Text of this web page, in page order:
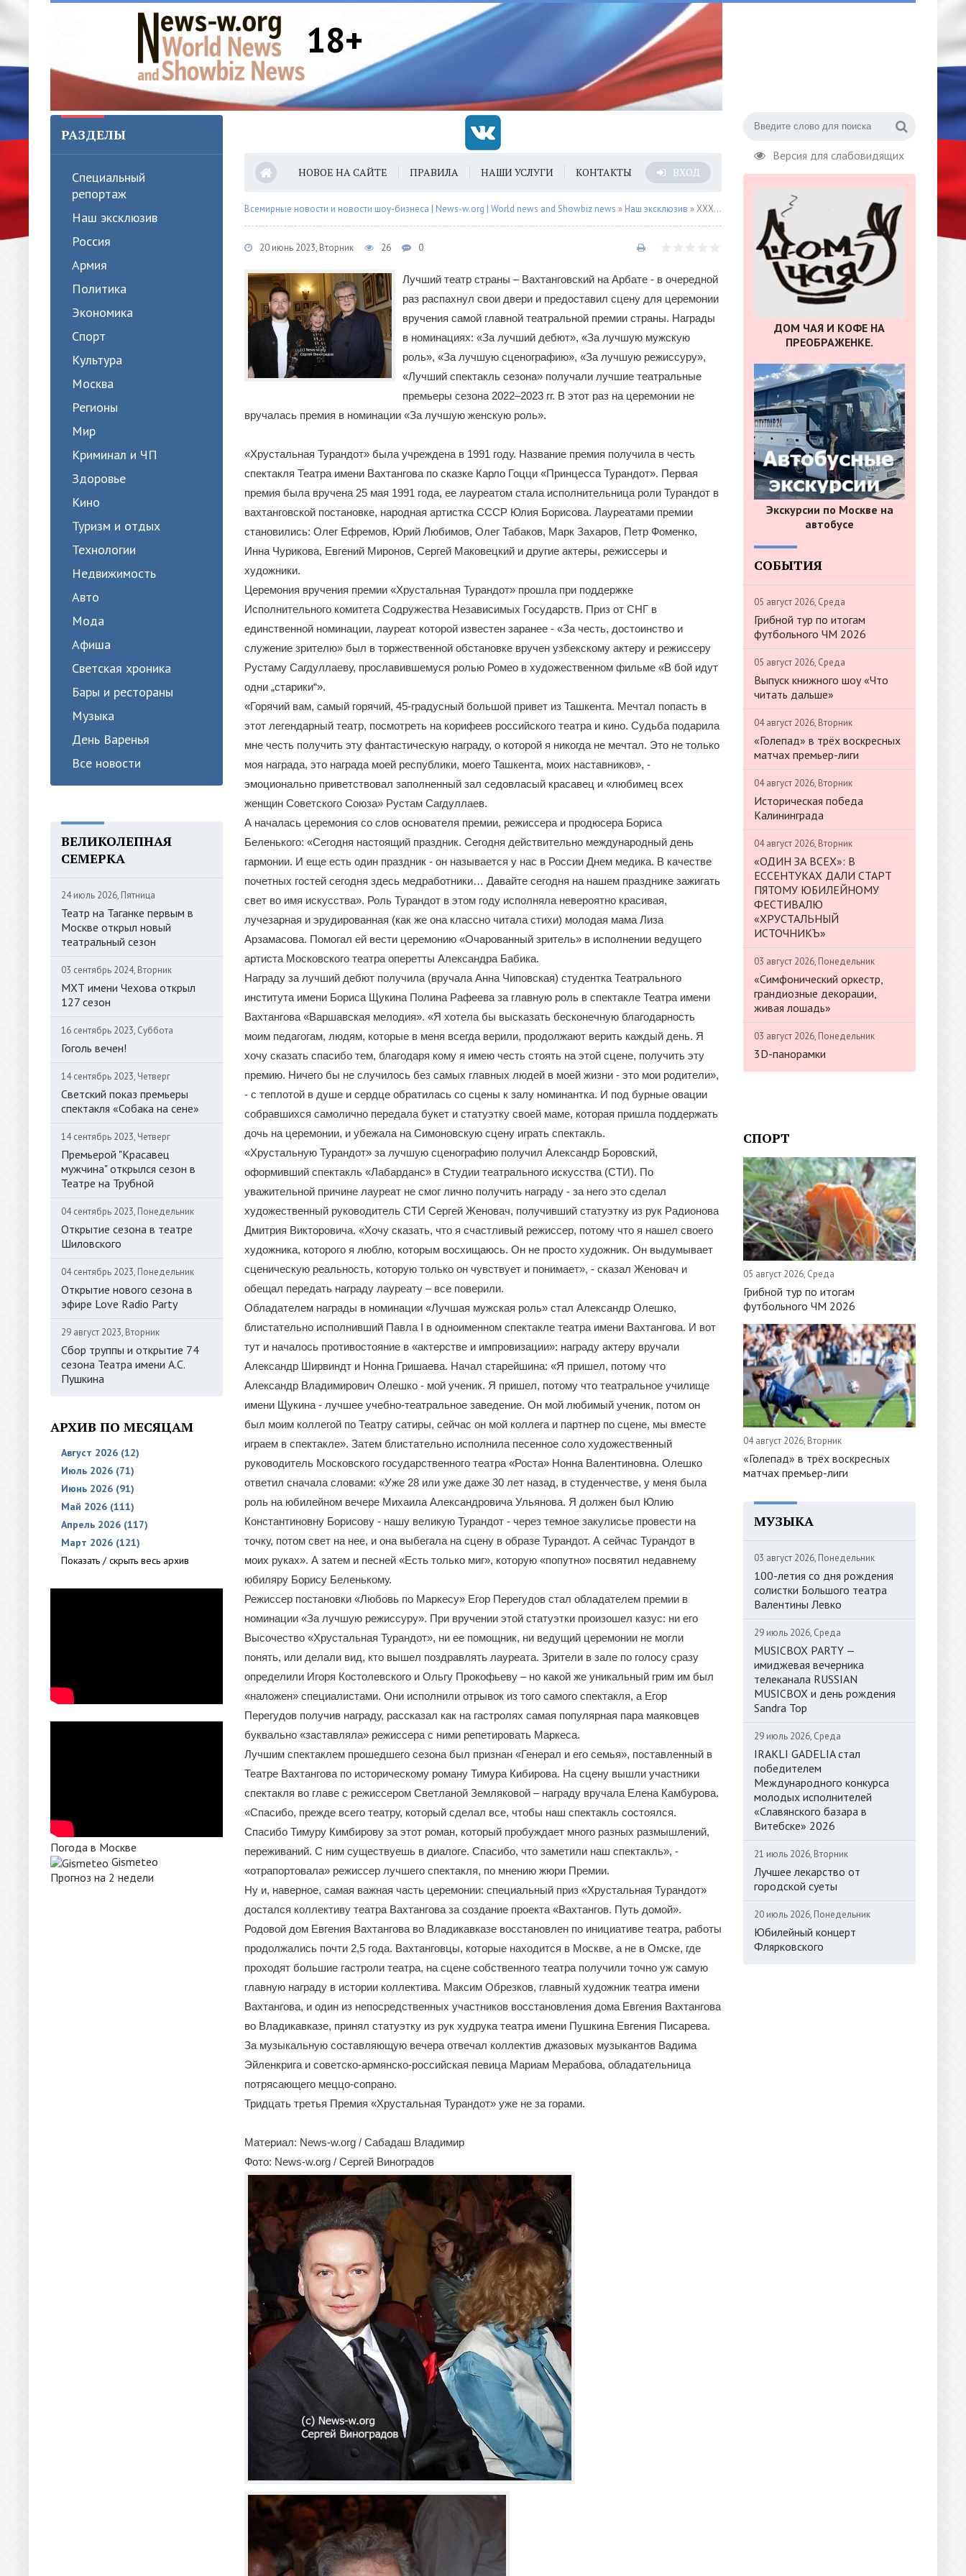
18+
Версия для слабовидящих
РАЗДЕЛЫ
Специальный
репортаж
Наш эксклюзив
Россия
Армия
Политика
Экономика
Спорт
Культура
Москва
Регионы
Мир
Криминал и ЧП
Здоровье
Кино
Туризм и отдых
Технологии
Недвижимость
Авто
Мода
Афиша
Светская хроника
Бары и рестораны
Музыка
День Варенья
Все новости
ВЕЛИКОЛЕПНАЯ
СЕМЕРКА
24 июль 2026, Пятница
Театр на Таганке первым в
Москве открыл новый
театральный сезон
03 сентябрь 2024, Вторник
МХТ имени Чехова открыл
127 сезон
16 сентябрь 2023, Суббота
Гоголь вечен!
14 сентябрь 2023, Четверг
Светский показ премьеры
спектакля «Собака на сене»
14 сентябрь 2023, Четверг
Премьерой "Красавец
мужчина" открылся сезон в
Театре на Трубной
04 сентябрь 2023, Понедельник
Открытие сезона в театре
Шиловского
04 сентябрь 2023, Понедельник
Открытие нового сезона в
эфире Love Radio Party
29 август 2023, Вторник
Сбор труппы и открытие 74
сезона Театра имени А.С.
Пушкина
АРХИВ ПО МЕСЯЦАМ
Август 2026 (12)
Июль 2026 (71)
Июнь 2026 (91)
Май 2026 (111)
Апрель 2026 (117)
Март 2026 (121)
Показать / скрыть весь архив
Погода в Москве
Gismeteo
Прогноз на 2 недели
НОВОЕ НА САЙТЕ ПРАВИЛА НАШИ УСЛУГИ КОНТАКТЫ ВХОД
Всемирные новости и новости шоу-бизнеса | News-w.org | World news and Showbiz news » Наш эксклюзив » XXXII Церемония вручения Первой театральной премии «Хрустальная Турандот»
20 июнь 2023, Вторник 26 0
Лучший театр страны – Вахтанговский на Арбате - в очередной
раз распахнул свои двери и предоставил сцену для церемонии
вручения самой главной театральной премии страны. Награды
в номинациях: «За лучший дебют», «За лучшую мужскую
роль», «За лучшую сценографию», «За лучшую режиссуру»,
«Лучший спектакль сезона» получали лучшие театральные
премьеры сезона 2022–2023 гг. В этот раз на церемонии не
вручалась премия в номинации «За лучшую женскую роль».
«Хрустальная Турандот» была учреждена в 1991 году. Название премия получила в честь
спектакля Театра имени Вахтангова по сказке Карло Гоцци «Принцесса Турандот». Первая
премия была вручена 25 мая 1991 года, ее лауреатом стала исполнительница роли Турандот в
вахтанговской постановке, народная артистка СССР Юлия Борисова. Лауреатами премии
становились: Олег Ефремов, Юрий Любимов, Олег Табаков, Марк Захаров, Петр Фоменко,
Инна Чурикова, Евгений Миронов, Сергей Маковецкий и другие актеры, режиссеры и
художники.
Церемония вручения премии «Хрустальная Турандот» прошла при поддержке
Исполнительного комитета Содружества Независимых Государств. Приз от СНГ в
единственной номинации, лауреат которой известен заранее - «За честь, достоинство и
служение зрителю» был в торжественной обстановке вручен узбекскому актеру и режиссеру
Рустаму Сагдуллаеву, прославившемуся ролью Ромео в художественном фильме «В бой идут
одни „старики“».
«Горячий вам, самый горячий, 45-градусный большой привет из Ташкента. Мечтал попасть в
этот легендарный театр, посмотреть на корифеев российского театра и кино. Судьба подарила
мне честь получить эту фантастическую награду, о которой я никогда не мечтал. Это не только
моя награда, это награда моей республики, моего Ташкента, моих наставников», -
эмоционально приветствовал заполненный зал седовласый красавец и «любимец всех
женщин Советского Союза» Рустам Сагдуллаев.
А началась церемония со слов основателя премии, режиссера и продюсера Бориса
Беленького: «Сегодня настоящий праздник. Сегодня действительно международный день
гармонии. И еще есть один праздник - он называется у нас в России Днем медика. В качестве
почетных гостей сегодня здесь медработники… Давайте сегодня на нашем празднике зажигать
свет во имя искусства». Роль Турандот в этом году исполняла невероятно красивая,
лучезарная и эрудированная (как же она классно читала стихи) молодая мама Лиза
Арзамасова. Помогал ей вести церемонию «Очарованный зритель» в исполнении ведущего
артиста Московского театра оперетты Александра Бабика.
Награду за лучший дебют получила (вручала Анна Чиповская) студентка Театрального
института имени Бориса Щукина Полина Рафеева за главную роль в спектакле Театра имени
Вахтангова «Варшавская мелодия». «Я хотела бы высказать бесконечную благодарность
моим педагогам, людям, которые в меня всегда верили, продолжают верить каждый день. Я
хочу сказать спасибо тем, благодаря кому я имею честь стоять на этой сцене, получить эту
премию. Ничего бы не случилось без самых главных людей в моей жизни - это мои родители»,
- с теплотой в душе и сердце обратилась со сцены к залу номинантка. И под бурные овации
собравшихся самолично передала букет и статуэтку своей маме, которая пришла поддержать
дочь на церемонии, и убежала на Симоновскую сцену играть спектакль.
«Хрустальную Турандот» за лучшую сценографию получил Александр Боровский,
оформивший спектакль «Лабарданс» в Студии театрального искусства (СТИ). По
уважительной причине лауреат не смог лично получить награду - за него это сделал
художественный руководитель СТИ Сергей Женовач, получивший статуэтку из рук Радионова
Дмитрия Викторовича. «Хочу сказать, что я счастливый режиссер, потому что я нашел своего
художника, которого я люблю, которым восхищаюсь. Он не просто художник. Он выдумывает
сценическую реальность, которую только он чувствует и понимает», - сказал Женовач и
обещал передать награду лауреату – все поверили.
Обладателем награды в номинации «Лучшая мужская роль» стал Александр Олешко,
блистательно исполнивший Павла I в одноименном спектакле театра имени Вахтангова. И вот
тут и началось противостояние в «актерстве и импровизации»: награду актеру вручали
Александр Ширвиндт и Нонна Гришаева. Начал старейшина: «Я пришел, потому что
Александр Владимирович Олешко - мой ученик. Я пришел, потому что театральное училище
имени Щукина - лучшее учебно-театральное заведение. Он мой любимый ученик, потом он
был моим коллегой по Театру сатиры, сейчас он мой коллега и партнер по сцене, мы вместе
играем в спектакле». Затем блистательно исполнила песенное соло художественный
руководитель Московского государственного театра «Роста» Нонна Валентиновна. Олешко
ответил сначала словами: «Уже 28 или уже даже 30 лет назад, в студенчестве, у меня была
роль на юбилейном вечере Михаила Александровича Ульянова. Я должен был Юлию
Константиновну Борисову - нашу великую Турандот - через темное закулисье провести на
точку, потом свет на нее, и она выбегала на сцену в образе Турандот. А сейчас Турандот в
моих руках». А затем и песней «Есть только миг», которую «попутно» посвятил недавнему
юбиляру Борису Беленькому.
Режиссер постановки «Любовь по Маркесу» Егор Перегудов стал обладателем премии в
номинации «За лучшую режиссуру». При вручении этой статуэтки произошел казус: ни его
Высочество «Хрустальная Турандот», ни ее помощник, ни ведущий церемонии не могли
понять, или делали вид, кто вышел поздравлять лауреата. Зрители в зале по голосу сразу
определили Игоря Костолевского и Ольгу Прокофьеву – но какой же уникальный грим им был
«наложен» специалистами. Они исполнили отрывок из того самого спектакля, а Егор
Перегудов получив награду, рассказал как на гастролях самая популярная пара маяковцев
буквально «заставляла» режиссера с ними репетировать Маркеса.
Лучшим спектаклем прошедшего сезона был признан «Генерал и его семья», поставленный в
Театре Вахтангова по историческому роману Тимура Кибирова. На сцену вышли участники
спектакля во главе с режиссером Светланой Земляковой – награду вручала Елена Камбурова.
«Спасибо, прежде всего театру, который сделал все, чтобы наш спектакль состоялся.
Спасибо Тимуру Кимбирову за этот роман, который пробуждает много разных размышлений,
переживаний. С ним существуешь в диалоге. Спасибо, что заметили наш спектакль», -
«отрапортовала» режиссер лучшего спектакля, по мнению жюри Премии.
Ну и, наверное, самая важная часть церемонии: специальный приз «Хрустальная Турандот»
достался коллективу театра Вахтангова за создание проекта «Вахтангов. Путь домой».
Родовой дом Евгения Вахтангова во Владикавказе восстановлен по инициативе театра, работы
продолжались почти 2,5 года. Вахтанговцы, которые находится в Москве, а не в Омске, где
проходят большие гастроли театра, на сцене собственного театра получили точно уж самую
главную награду в истории коллектива. Максим Обрезков, главный художник театра имени
Вахтангова, и один из непосредственных участников восстановления дома Евгения Вахтангова
во Владикавказе, принял статуэтку из рук худрука театра имени Пушкина Евгения Писарева.
За музыкальную составляющую вечера отвечал коллектив джазовых музыкантов Вадима
Эйленкрига и советско-армянско-российская певица Мариам Мерабова, обладательница
потрясающего меццо-сопрано.
Тридцать третья Премия «Хрустальная Турандот» уже не за горами.
Материал: News-w.org / Сабадаш Владимир
Фото: News-w.org / Сергей Виноградов
ДОМ ЧАЯ И КОФЕ НА
ПРЕОБРАЖЕНКЕ.
Экскурсии по Москве на
автобусе
СОБЫТИЯ
05 август 2026, Среда
Грибной тур по итогам
футбольного ЧМ 2026
05 август 2026, Среда
Выпуск книжного шоу «Что
читать дальше»
04 август 2026, Вторник
«Голепад» в трёх воскресных
матчах премьер-лиги
04 август 2026, Вторник
Историческая победа
Калининграда
04 август 2026, Вторник
«ОДИН ЗА ВСЕХ»: В
ЕССЕНТУКАХ ДАЛИ СТАРТ
ПЯТОМУ ЮБИЛЕЙНОМУ
ФЕСТИВАЛЮ
«ХРУСТАЛЬНЫЙ
ИСТОЧНИКЪ»
03 август 2026, Понедельник
«Симфонический оркестр,
грандиозные декорации,
живая лошадь»
03 август 2026, Понедельник
3D-панорамки
СПОРТ
05 август 2026, Среда
Грибной тур по итогам
футбольного ЧМ 2026
04 август 2026, Вторник
«Голепад» в трёх воскресных
матчах премьер-лиги
МУЗЫКА
03 август 2026, Понедельник
100-летия со дня рождения
солистки Большого театра
Валентины Левко
29 июль 2026, Среда
MUSICBOX PARTY —
имиджевая вечерника
телеканала RUSSIAN
MUSICBOX и день рождения
Sandra Top
29 июль 2026, Среда
IRAKLI GADELIA стал
победителем
Международного конкурса
молодых исполнителей
«Славянского базара в
Витебске» 2026
21 июль 2026, Вторник
Лучшее лекарство от
городской суеты
20 июль 2026, Понедельник
Юбилейный концерт
Флярковского